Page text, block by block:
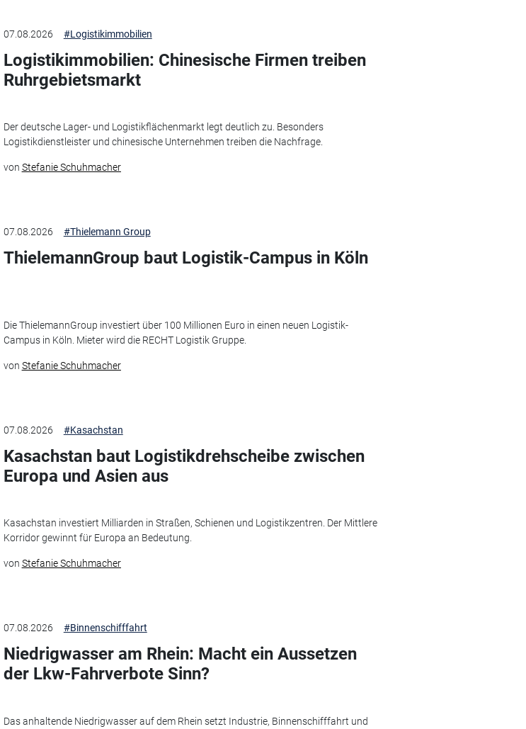
07.08.2026 #Logistikimmobilien
Logistikimmobilien: Chinesische Firmen treiben
Ruhrgebietsmarkt
Der deutsche Lager- und Logistikflächenmarkt legt deutlich zu. Besonders
Logistikdienstleister und chinesische Unternehmen treiben die Nachfrage.
von Stefanie Schuhmacher
07.08.2026 #Thielemann Group
ThielemannGroup baut Logistik-Campus in Köln
Die ThielemannGroup investiert über 100 Millionen Euro in einen neuen Logistik-
Campus in Köln. Mieter wird die RECHT Logistik Gruppe.
von Stefanie Schuhmacher
07.08.2026 #Kasachstan
Kasachstan baut Logistikdrehscheibe zwischen
Europa und Asien aus
Kasachstan investiert Milliarden in Straßen, Schienen und Logistikzentren. Der Mittlere
Korridor gewinnt für Europa an Bedeutung.
von Stefanie Schuhmacher
07.08.2026 #Binnenschifffahrt
Niedrigwasser am Rhein: Macht ein Aussetzen
der Lkw-Fahrverbote Sinn?
Das anhaltende Niedrigwasser auf dem Rhein setzt Industrie, Binnenschifffahrt und